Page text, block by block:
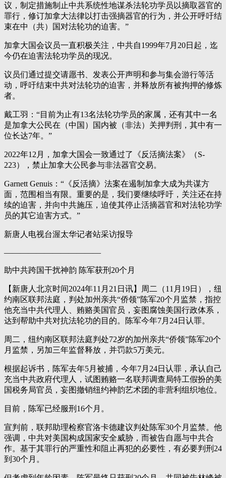
议，制定措施制止中共系统性地谋杀法轮功学员以摘取器官的
罪行，修订加拿大法律以打击强摘器官的行为，并公开呼吁结
束在中（共）国对法轮功的迫害。”
加拿大国会议员一直积极关注，中共自1999年7月20日起，迄
今仍在迫害法轮功学员的现况。
议员们通过提交请愿书、发表公开声明和参与集会游行等活
动，呼吁结束中共对法轮功的迫害，并释放所有被拘押的修炼
者。
戴工羽：“目前为止有13名法轮功学员的家属，还有其中一名
是加拿大公民在（中国）国内被（非法）关押判刑，其中有一
位长达7年。”
2022年12月，加拿大国会一致通过了《反活摘法案》（S-
223），禁止加拿大公民参与非法器官交易。
Garnett Genuis：“《反活摘》法案在遏制加拿大成为共谋方
面，范围相当有限。重要的是，我们要继续呼吁，关注还在持
续的迫害，并向中共施压，迫使其停止活摘器官和对法轮功学
员的其它迫害方式。”
新唐人电视台渥太华记者站采访报导
————————————
助中共跨国干扰神韵 陈军获刑20个月
【新唐人北京时间2024年11月21日讯】周二（11月19日），纽
约南区联邦法庭，判处加州亲共“侨领”陈军20个月监禁，指控
他充当中共代理人、贿赂美国官员，妄图腐蚀美国行政体系，
达到帮助中共对抗法轮功的目的。陈军今年7月24日认罪。
周二，纽约南区联邦法庭判处72岁的加州亲共“侨领”陈军20个
月监禁，另加三年监督释放，并罚款5万美元。
根据起诉书，陈军去年5月被捕，今年7月24日认罪，承认自己
充当中共政府代理人，试图贿赂一名联邦调查局特工假扮的美
国税务局官员，妄图撤销纽约神韵艺术团的非营利组织地位。
目前，陈军已经服刑16个月。
宣判前，联邦助理检察官洛卡德建议判处陈军30个月监禁。他
强调，中共对美国构成国家安全威胁，而被告自愿与中共合
作。基于其罪行的严重性和阻止再犯的必要性，有必要判刑24
到30个月。